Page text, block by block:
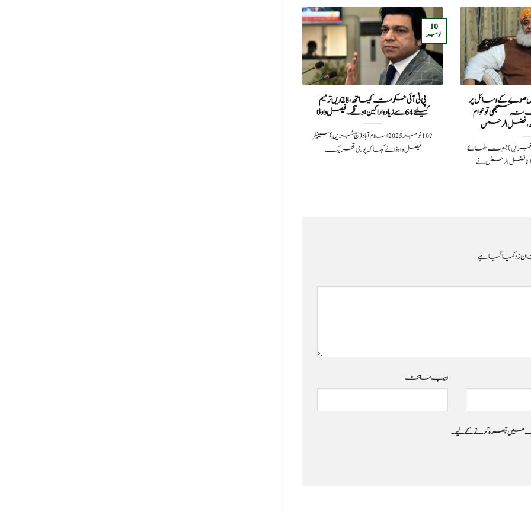
صوبے کے وسائل پر
سمجھی تو عوام
فضل الرحمٰن
(سچ خبریں) جمعیت علمائے
فضل الرحمٰن نے
پی ٹی آئی حکومت کیساتھ، 28 ویں ترمیم
کیلئے 64 سے زیادہ اراکین ہونگے۔ فیصل واوڈا
?️ 10 نومبر 2025اسلام آباد (سچ خبریں) سینیٹر
فیصل واوڈا نے کہا کہ پوری تحریک
10
نومبر
زد کیا گیا ہے
ویب‌ سائٹ
جب میں تبصرہ کرنے کےلیے۔